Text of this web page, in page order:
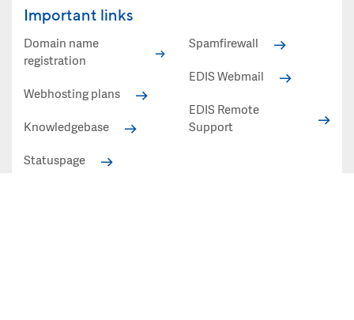
Important links
Domain name
registration
Webhosting plans
Knowledgebase
Spamfirewall
EDIS Webmail
EDIS Remote
Support
Statuspage